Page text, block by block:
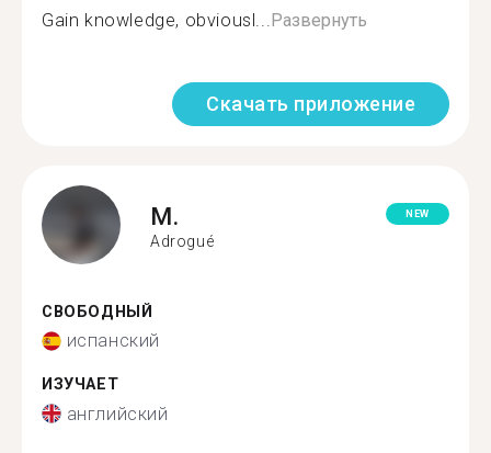
Gain knowledge, obviousl... Развернуть
Скачать приложение
M.
Adrogué
NEW
СВОБОДНЫЙ
испанский
ИЗУЧАЕТ
английский